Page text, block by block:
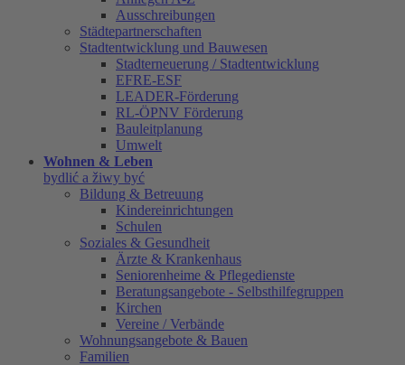
Ausschreibungen
Städtepartnerschaften
Stadtentwicklung und Bauwesen
Stadterneuerung / Stadtentwicklung
EFRE-ESF
LEADER-Förderung
RL-ÖPNV Förderung
Bauleitplanung
Umwelt
Wohnen & Leben
bydlić a žiwy być
Bildung & Betreuung
Kindereinrichtungen
Schulen
Soziales & Gesundheit
Ärzte & Krankenhaus
Seniorenheime & Pflegedienste
Beratungsangebote - Selbsthilfegruppen
Kirchen
Vereine / Verbände
Wohnungsangebote & Bauen
Familien